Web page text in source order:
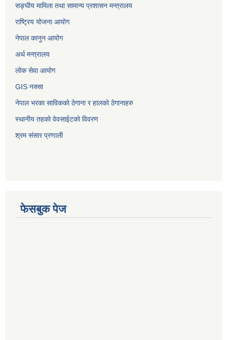
सङ्‍घीय मामिला तथा सामान्य प्रशासन मन्त्रालय
राष्ट्रिय योजना आयोग
नेपाल कानुन आयोग
अर्थ मन्त्रालय
लोक सेवा आयोग
GIS नक्सा
नेपाल भरका साविककाे ठेगाना र हालकाे ठेगानाहरु
स्थानीय तहको वेवसाईटको विवरण
श्रम संसार प्रणाली
फेसबुक पेज